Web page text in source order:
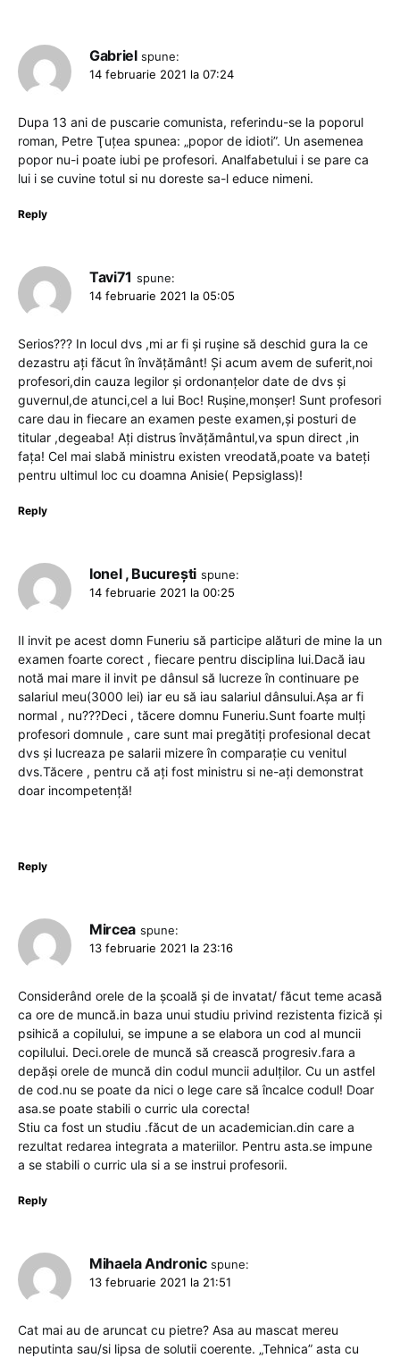
Gabriel spune:
14 februarie 2021 la 07:24
Dupa 13 ani de puscarie comunista, referindu-se la poporul
roman, Petre Ţuţea spunea: „popor de idioti”. Un asemenea
popor nu-i poate iubi pe profesori. Analfabetului i se pare ca
lui i se cuvine totul si nu doreste sa-l educe nimeni.
Reply
Tavi71 spune:
14 februarie 2021 la 05:05
Serios??? In locul dvs ,mi ar fi și rușine să deschid gura la ce
dezastru ați făcut în învățământ! Și acum avem de suferit,noi
profesori,din cauza legilor și ordonanțelor date de dvs și
guvernul,de atunci,cel a lui Boc! Rușine,monșer! Sunt profesori
care dau in fiecare an examen peste examen,și posturi de
titular ,degeaba! Ați distrus învățământul,va spun direct ,in
fața! Cel mai slabă ministru existen vreodată,poate va bateți
pentru ultimul loc cu doamna Anisie( Pepsiglass)!
Reply
Ionel , București spune:
14 februarie 2021 la 00:25
Il invit pe acest domn Funeriu să participe alături de mine la un
examen foarte corect , fiecare pentru disciplina lui.Dacă iau
notă mai mare il invit pe dânsul să lucreze în continuare pe
salariul meu(3000 lei) iar eu să iau salariul dânsului.Așa ar fi
normal , nu???Deci , tăcere domnu Funeriu.Sunt foarte mulți
profesori domnule , care sunt mai pregătiți profesional decat
dvs și lucreaza pe salarii mizere în comparație cu venitul
dvs.Tăcere , pentru că ați fost ministru si ne-ați demonstrat
doar incompetență!
Reply
Mircea spune:
13 februarie 2021 la 23:16
Considerând orele de la școală și de invatat/ făcut teme acasă
ca ore de muncă.in baza unui studiu privind rezistenta fizică și
psihică a copilului, se impune a se elabora un cod al muncii
copilului. Deci.orele de muncă să crească progresiv.fara a
depăși orele de muncă din codul muncii adulților. Cu un astfel
de cod.nu se poate da nici o lege care să încalce codul! Doar
asa.se poate stabili o curric ula corecta!
Stiu ca fost un studiu .făcut de un academician.din care a
rezultat redarea integrata a materiilor. Pentru asta.se impune
a se stabili o curric ula si a se instrui profesorii.
Reply
Mihaela Andronic spune:
13 februarie 2021 la 21:51
Cat mai au de aruncat cu pietre? Asa au mascat mereu
neputinta sau/si lipsa de solutii coerente. „Tehnica” asta cu